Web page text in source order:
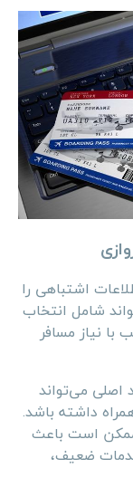
اشتباهی را
شامل انتخاب
با نیاز مسافر
اصلی می‌تواند
داشته باشد.
است باعث
ضعیف،